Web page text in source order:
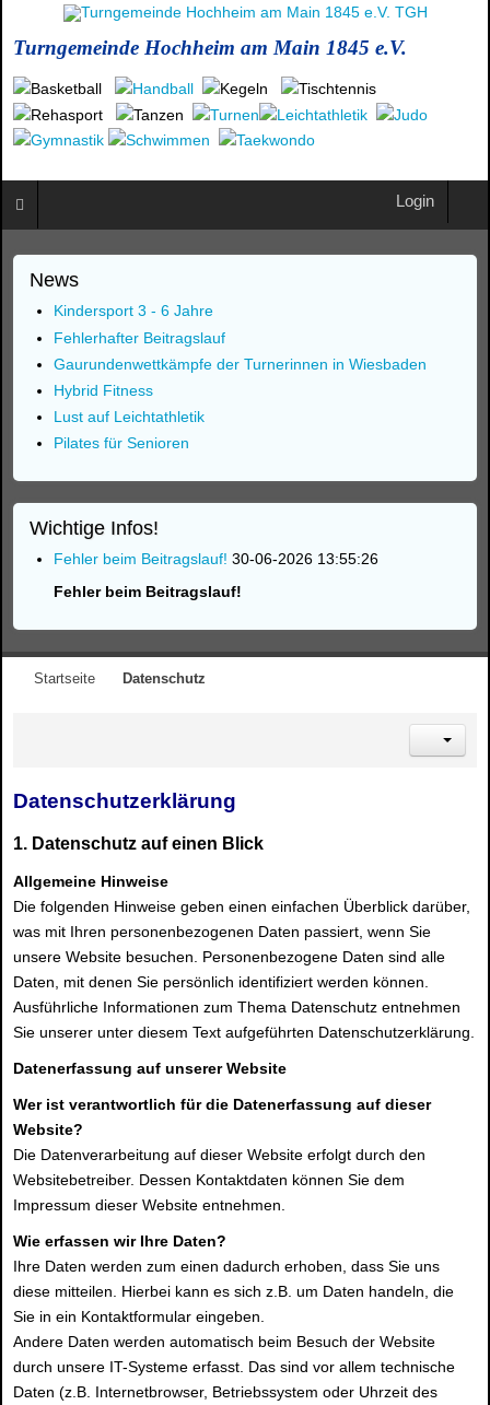
Turngemeinde Hochheim am Main 1845 e.V.
Login
News
Kindersport 3 - 6 Jahre
Fehlerhafter Beitragslauf
Gaurundenwettkämpfe der Turnerinnen in Wiesbaden
Hybrid Fitness
Lust auf Leichtathletik
Pilates für Senioren
Wichtige Infos!
Fehler beim Beitragslauf! 30-06-2026 13:55:26
Fehler beim Beitragslauf!
Startseite Datenschutz
Datenschutzerklärung
1. Datenschutz auf einen Blick
Allgemeine Hinweise
Die folgenden Hinweise geben einen einfachen Überblick darüber,
was mit Ihren personenbezogenen Daten passiert, wenn Sie
unsere Website besuchen. Personenbezogene Daten sind alle
Daten, mit denen Sie persönlich identifiziert werden können.
Ausführliche Informationen zum Thema Datenschutz entnehmen
Sie unserer unter diesem Text aufgeführten Datenschutzerklärung.
Datenerfassung auf unserer Website
Wer ist verantwortlich für die Datenerfassung auf dieser
Website?
Die Datenverarbeitung auf dieser Website erfolgt durch den
Websitebetreiber. Dessen Kontaktdaten können Sie dem
Impressum dieser Website entnehmen.
Wie erfassen wir Ihre Daten?
Ihre Daten werden zum einen dadurch erhoben, dass Sie uns
diese mitteilen. Hierbei kann es sich z.B. um Daten handeln, die
Sie in ein Kontaktformular eingeben.
Andere Daten werden automatisch beim Besuch der Website
durch unsere IT-Systeme erfasst. Das sind vor allem technische
Daten (z.B. Internetbrowser, Betriebssystem oder Uhrzeit des